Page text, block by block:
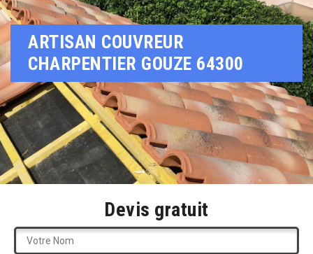
ARTISAN COUVREUR
CHARPENTIER GOUZE 64300
Devis gratuit